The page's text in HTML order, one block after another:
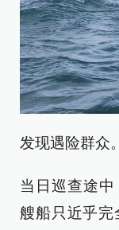
发现遇险群众
当日巡查途
艘船只近乎完